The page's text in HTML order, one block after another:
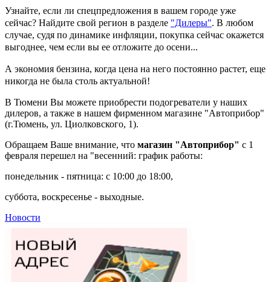
Узнайте, если ли спецпредложения в вашем городе уже
сейчас? Найдите свой регион в разделе "Дилеры". В любом
случае, судя по динамике инфляции, покупка сейчас окажется
выгоднее, чем если вы ее отложите до осени...
А экономия бензина, когда цена на него постоянно растет, еще
никогда не была столь актуальной!
В Тюмени Вы можете приобрести подогреватели у наших
дилеров, а также в нашем фирменном магазине "Автоприбор"
(г.Тюмень, ул. Циолковского, 1).
Обращаем Ваше внимание, что магазин "Автоприбор" с 1
февраля перешел на "весенний: график работы:
понедельник - пятница: с 10:00 до 18:00,
суббота, воскресенье - выходные.
Новости